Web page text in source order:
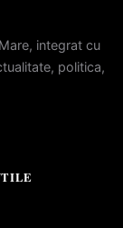
integrat cu
politica,